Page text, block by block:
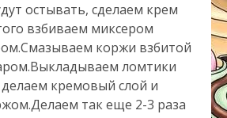
остывать, сделаем крем
взбиваем миксером
коржи взбитой
ломтики
кремовый слой и
так еще 2-3 раза